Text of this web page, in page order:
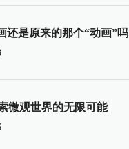
还是原来的那个“动画”吗
微观世界的无限可能